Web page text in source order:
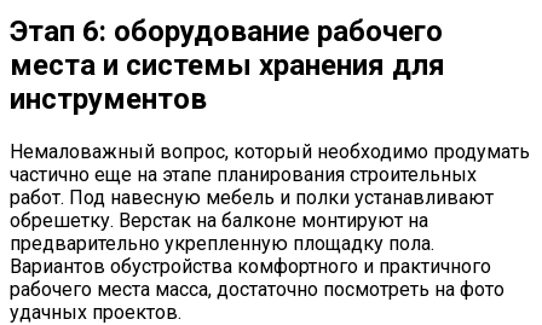
Этап 6: оборудование рабочего
места и системы хранения для
инструментов
Немаловажный вопрос, который необходимо продумать
частично еще на этапе планирования строительных
работ. Под навесную мебель и полки устанавливают
обрешетку. Верстак на балконе монтируют на
предварительно укрепленную площадку пола.
Вариантов обустройства комфортного и практичного
рабочего места масса, достаточно посмотреть на фото
удачных проектов.